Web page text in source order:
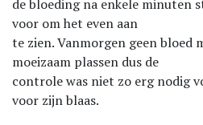
de bloeding na enkele minuten
voor om het even aan
te zien. Vanmorgen geen bloed
moeizaam plassen dus de
controle was niet zo erg nodig
voor zijn blaas.